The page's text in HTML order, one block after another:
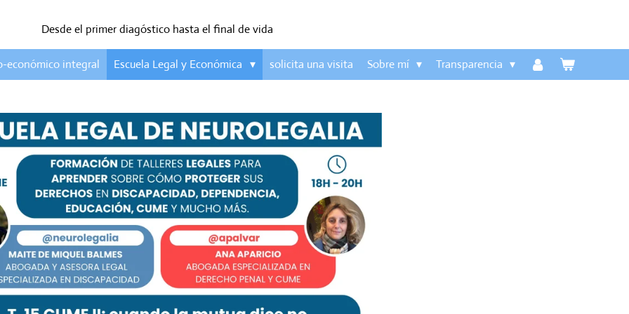
Desde el primer diagóstico hasta el final de vida
económico integral Escuela Legal y Económica solicita una visita Sobre mí Transparencia